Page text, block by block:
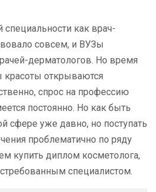
как врач-
совсем, и ВУЗы
дерматологов. Но время
красоты открываются
спрос на профессию
постоянно. Но как быть
сфере уже давно, но поступать
проблематично по ряду
купить диплом косметолога,
специалистом.